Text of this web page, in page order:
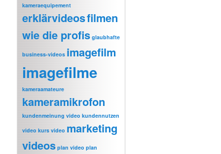
kameraequipement
erklärvideosfilmen
wie die profis glaubhafte
business-videos imagefilm
imagefilme
kameraamateure
kameramikrofon
kundenmeinung video kundennutzen
video kurs video marketing
videos plan video plan